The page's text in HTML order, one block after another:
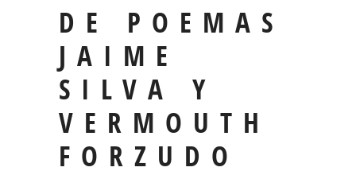
DE POEMAS
JAIME
SILVA Y
VERMOUTH
FORZUDO